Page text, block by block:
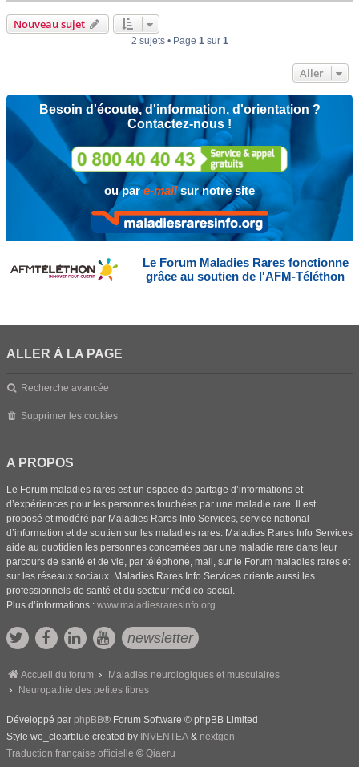
Nouveau sujet
2 sujets • Page 1sur 1
Aller
Besoin d'écoute, d'information, d'orientation ?
Contactez-nous !
ou pare-mailsur notre site
Le Forum Maladies Rares fonctionne
grâce au soutien de l'AFM-Téléthon
ALLER À LA PAGE
Recherche avancée
Supprimer les cookies
A PROPOS
Le Forum maladies rares est un espace de partage d’informations et
d’expériences pour les personnes touchées par une maladie rare. Il est
proposé et modéré par Maladies Rares Info Services, service national
d’information et de soutien sur les maladies rares. Maladies Rares Info Services
aide au quotidien les personnes concernées par une maladie rare dans leur
parcours de santé et de vie, par téléphone, mail, sur le Forum maladies rares et
sur les réseaux sociaux. Maladies Rares Info Services oriente aussi les
professionnels de santé et du secteur médico-social.
Plus d’informations : www.maladiesraresinfo.org
newsletter
Accueil du forum
Maladies neurologiques et musculaires
Neuropathie des petites fibres
Développé par phpBB® Forum Software © phpBB Limited
Style we_clearblue created by INVENTEA & nextgen
Traduction française officielle © Qiaeru